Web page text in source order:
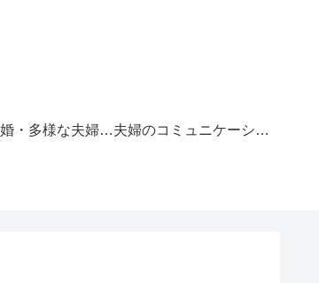
国際結婚・多様な夫婦のかたち 夫婦のコミュニケーションと価値観